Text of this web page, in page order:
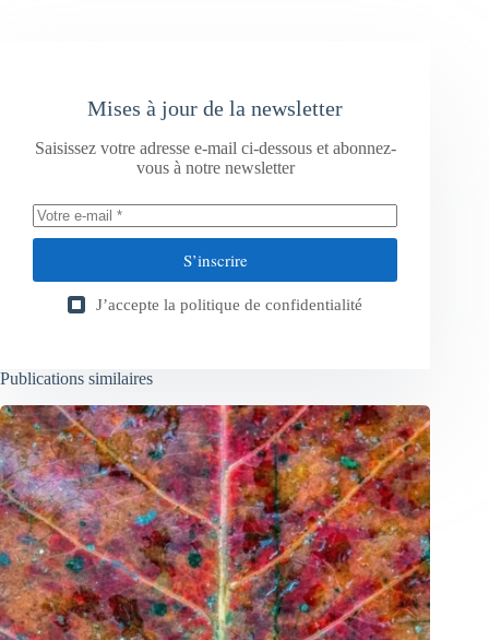
Mises à jour de la newsletter
Saisissez votre adresse e-mail ci-dessous et abonnez-
vous à notre newsletter
S’inscrire
J’accepte la politique de confidentialité
Publications similaires